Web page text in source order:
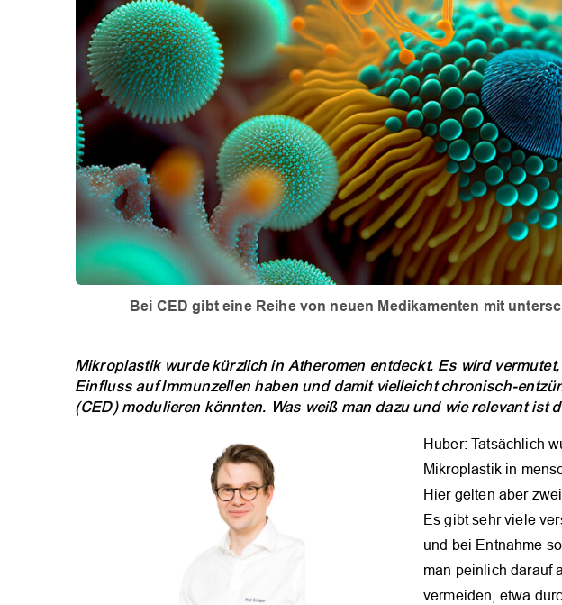
Bei CED gibt eine Reihe von neuen Medikamenten mit
Mikroplastik wurde kürzlich in Atheromen entdeckt. Es wird
Einfluss auf Immunzellen haben und damit vielleicht chronisch-
(CED) modulieren könnten. Was weiß man dazu und wie relevant ist
Huber: Tatsächlich
Mikroplastik in
Hier gelten aber
Es gibt sehr viele
und bei Entnahme
man peinlich darauf
vermeiden, etwa